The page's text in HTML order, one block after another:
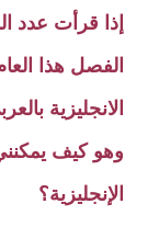
إذا قرأت عدد
الفصل هذا
الانجليزية
وهو كيف يمكنني
الإنجليزية؟